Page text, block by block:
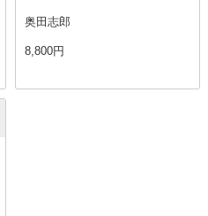
奥田志郎
8,800円